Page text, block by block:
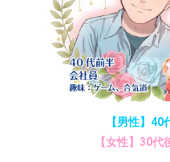
【男性】40
【女性】30代